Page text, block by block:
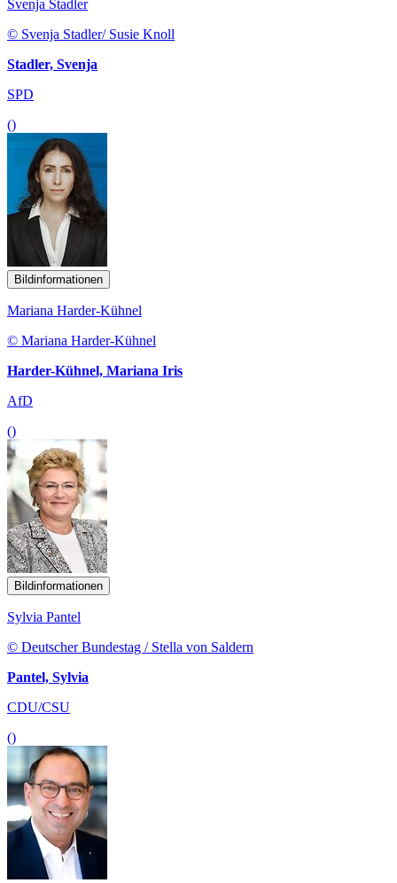
Svenja Stadler
© Svenja Stadler/ Susie Knoll
Stadler, Svenja
SPD
()
Bildinformationen
Mariana Harder-Kühnel
© Mariana Harder-Kühnel
Harder-Kühnel, Mariana Iris
AfD
()
Bildinformationen
Sylvia Pantel
© Deutscher Bundestag / Stella von Saldern
Pantel, Sylvia
CDU/CSU
()